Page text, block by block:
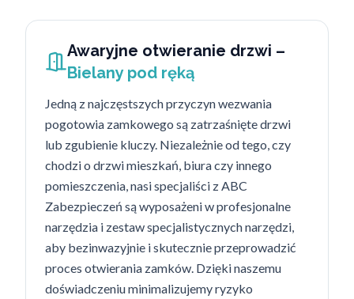
Awaryjne otwieranie drzwi –
Bielany pod ręką
Jedną z najczęstszych przyczyn wezwania
pogotowia zamkowego są zatrzaśnięte drzwi
lub zgubienie kluczy. Niezależnie od tego, czy
chodzi o drzwi mieszkań, biura czy innego
pomieszczenia, nasi specjaliści z ABC
Zabezpieczeń są wyposażeni w profesjonalne
narzędzia i zestaw specjalistycznych narzędzi,
aby bezinwazyjnie i skutecznie przeprowadzić
proces otwierania zamków. Dzięki naszemu
doświadczeniu minimalizujemy ryzyko